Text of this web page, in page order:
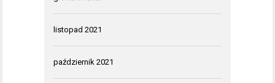
listopad 2021
październik 2021